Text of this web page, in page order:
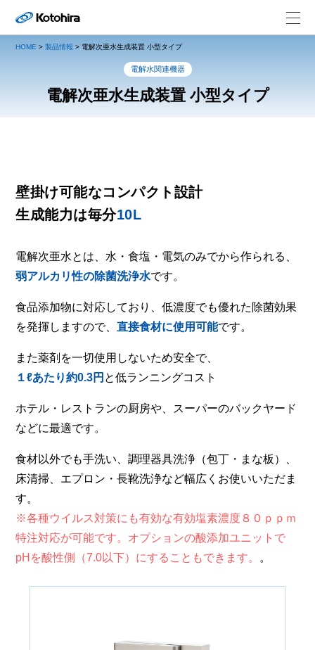
HOME >製品情報 > 電解次亜水生成装置 小型タイプ
電解水関連機器
電解次亜水生成装置 小型タイプ
壁掛け可能なコンパクト設計
生成能力は毎分10L
電解次亜水とは、水・食塩・電気のみでから作られる、
弱アルカリ性の除菌洗浄水です。
食品添加物に対応しており、低濃度でも優れた除菌効果
を発揮しますので、直接食材に使用可能です。
また薬剤を一切使用しないため安全で、
１ℓあたり約0.3円 と低ランニングコスト
ホテル・レストランの厨房や、スーパーのバックヤード
などに最適です。
食材以外でも手洗い、調理器具洗浄（包丁・まな板）、
床清掃、エプロン・長靴洗浄など幅広くお使いいただま
す。
※各種ウイルス対策にも有効な有効塩素濃度８０ｐｐｍ
特注対応が可能です。オプションの酸添加ユニットで
pHを酸性側（7.0以下）にすることもできます。 。